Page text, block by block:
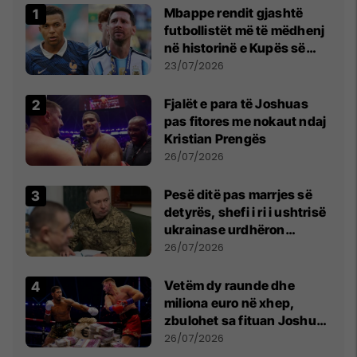
Mbappe rendit gjashtë
futbollistët më të mëdhenj
në historinë e Kupës së
Botës, Messi mbetet i dyti
23/07/2026
Fjalët e para të Joshuas
pas fitores me nokaut ndaj
Kristian Prengës
26/07/2026
Pesë ditë pas marrjes së
detyrës, shefi i ri i ushtrisë
ukrainase urdhëron
kontroll të madh
26/07/2026
Vetëm dy raunde dhe
miliona euro në xhep,
zbulohet sa fituan Joshua
e Prenga
26/07/2026